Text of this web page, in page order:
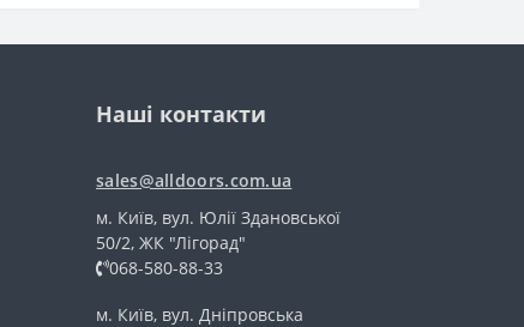
Наші контакти
sales@alldoors.com.ua
м. Київ, вул. Юлії Здановської
50/2, ЖК "Лігорад"
068-580-88-33
м. Київ, вул. Дніпровська